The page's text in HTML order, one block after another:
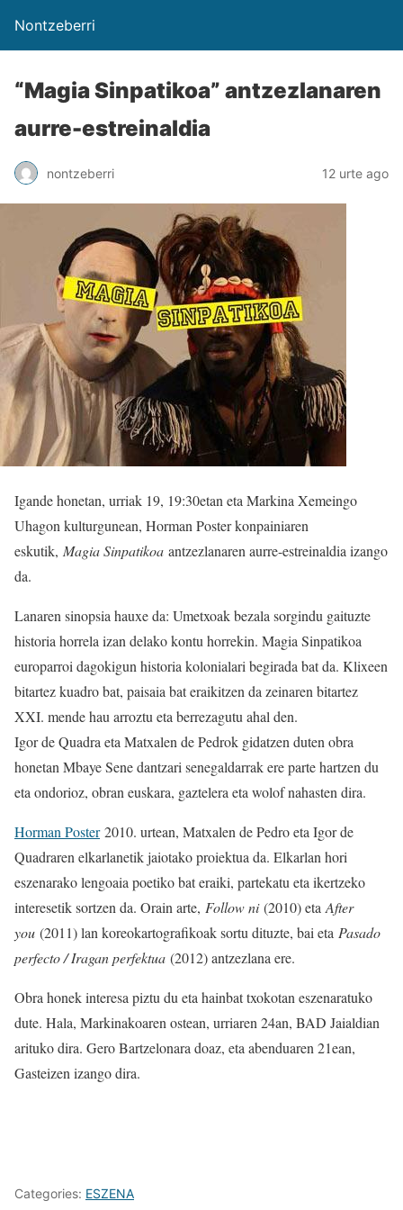
Nontzeberri
“Magia Sinpatikoa” antzezlanaren
aurre-estreinaldia
nontzeberri 12 urte ago
Igande honetan, urriak 19, 19:30etan eta Markina Xemeingo
Uhagon kulturgunean, Horman Poster konpainiaren
eskutik, Magia Sinpatikoa antzezlanaren aurre-estreinaldia izango
da.
Lanaren sinopsia hauxe da: Umetxoak bezala sorgindu gaituzte
historia horrela izan delako kontu horrekin. Magia Sinpatikoa
europarroi dagokigun historia kolonialari begirada bat da. Klixeen
bitartez kuadro bat, paisaia bat eraikitzen da zeinaren bitartez
XXI. mende hau arroztu eta berrezagutu ahal den.
Igor de Quadra eta Matxalen de Pedrok gidatzen duten obra
honetan Mbaye Sene dantzari senegaldarrak ere parte hartzen du
eta ondorioz, obran euskara, gaztelera eta wolof nahasten dira.
Horman Poster2010. urtean, Matxalen de Pedro eta Igor de
Quadraren elkarlanetik jaiotako proiektua da. Elkarlan hori
eszenarako lengoaia poetiko bat eraiki, partekatu eta ikertzeko
interesetik sortzen da. Orain arte, Follow ni(2010) eta After
you (2011) lan koreokartografikoak sortu dituzte, bai eta Pasado
perfecto / Iragan perfektua (2012) antzezlana ere.
Obra honek interesa piztu du eta hainbat txokotan eszenaratuko
dute. Hala, Markinakoaren ostean, urriaren 24an, BAD Jaialdian
arituko dira. Gero Bartzelonara doaz, eta abenduaren 21ean,
Gasteizen izango dira.
Categories: ESZENA